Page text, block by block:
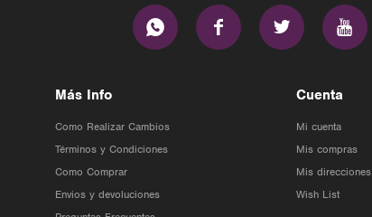
   
Más Info
Como Realizar Cambios
Términos y Condiciones
Como Comprar
Envios y devoluciones
Cuenta
Mi cuenta
Mis compras
Mis direcciones
Wish List